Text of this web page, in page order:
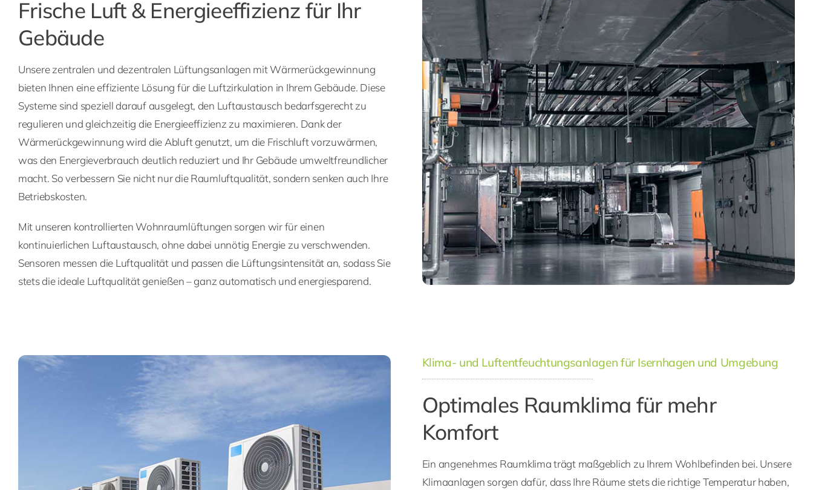
Frische Luft & Energieeffizienz für Ihr
Gebäude
Unsere zentralen und dezentralen Lüftungsanlagen mit Wärmerückgewinnung
bieten Ihnen eine effiziente Lösung für die Luftzirkulation in Ihrem Gebäude. Diese
Systeme sind speziell darauf ausgelegt, den Luftaustausch bedarfsgerecht zu
regulieren und gleichzeitig die Energieeffizienz zu maximieren. Dank der
Wärmerückgewinnung wird die Abluft genutzt, um die Frischluft vorzuwärmen,
was den Energieverbrauch deutlich reduziert und Ihr Gebäude umweltfreundlicher
macht. So verbessern Sie nicht nur die Raumluftqualität, sondern senken auch Ihre
Betriebskosten.
Mit unseren kontrollierten Wohnraumlüftungen sorgen wir für einen
kontinuierlichen Luftaustausch, ohne dabei unnötig Energie zu verschwenden.
Sensoren messen die Luftqualität und passen die Lüftungsintensität an, sodass Sie
stets die ideale Luftqualität genießen – ganz automatisch und energiesparend.
Klima- und Luftentfeuchtungsanlagen für Isernhagen und Umgebung
Optimales Raumklima für mehr
Komfort
Ein angenehmes Raumklima trägt maßgeblich zu Ihrem Wohlbefinden bei. Unsere
Klimaanlagen sorgen dafür, dass Ihre Räume stets die richtige Temperatur haben,